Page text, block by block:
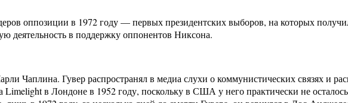
оппозиции в 1972 году — первых президентских выборов, на которых
деятельность в поддержку оппонентов Никсона.
Чаплина. Гувер распространял в медиа слухи о коммунистических связях и
Limelight в Лондоне в 1952 году, поскольку в США у него практически не